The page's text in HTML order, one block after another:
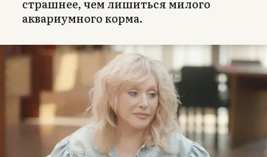
страшнее, чем лишиться милого
аквариумного корма.